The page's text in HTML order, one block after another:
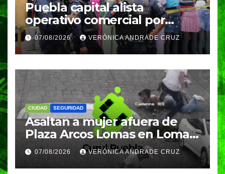
Puebla capital alista
operativo comercial por
fiestas patrias y regreso a
clases
07/08/2026 VERÓNICA ANDRADE CRUZ
CIUDAD SEGURIDAD
Asaltan a mujer afuera de
Plaza Arcos Lomas en Lomas
de Angelópolis; delincuentes
huyeron en auto
07/08/2026 VERÓNICA ANDRADE CRUZ